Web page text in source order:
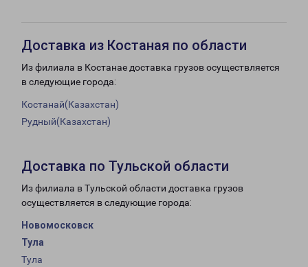
Доставка из Костаная по области
Из филиала в Костанае доставка грузов осуществляется
в следующие города:
Костанай(Казахстан)
Рудный(Казахстан)
Доставка по Тульской области
Из филиала в Тульской области доставка грузов
осуществляется в следующие города:
Новомосковск
Тула
Тула